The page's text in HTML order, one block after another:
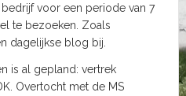
voor een periode van 7
te bezoeken. Zoals
dagelijkse blog bij.
is al gepland: vertrek
Overtocht met de MS